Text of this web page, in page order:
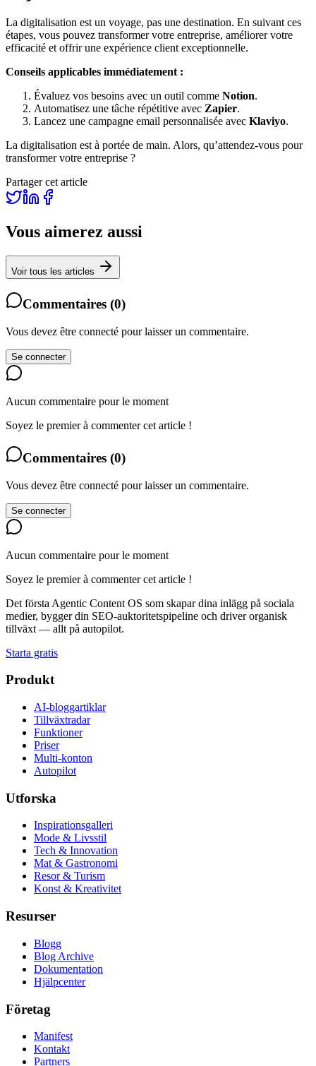
La digitalisation est un voyage, pas une destination. En suivant ces
étapes, vous pouvez transformer votre entreprise, améliorer votre
efficacité et offrir une expérience client exceptionnelle.
Conseils applicables immédiatement :
Évaluez vos besoins avec un outil comme Notion.
Automatisez une tâche répétitive avec Zapier.
Lancez une campagne email personnalisée avec Klaviyo.
La digitalisation est à portée de main. Alors, qu’attendez-vous pour
transformer votre entreprise ?
Partager cet article
Vous aimerez aussi
Voir tous les articles
Commentaires (0)
Vous devez être connecté pour laisser un commentaire.
Se connecter
Aucun commentaire pour le moment
Soyez le premier à commenter cet article !
Commentaires (0)
Vous devez être connecté pour laisser un commentaire.
Se connecter
Aucun commentaire pour le moment
Soyez le premier à commenter cet article !
Det första Agentic Content OS som skapar dina inlägg på sociala
medier, bygger din SEO-auktoritetspipeline och driver organisk
tillväxt — allt på autopilot.
Starta gratis
Produkt
AI-bloggartiklar
Tillväxtradar
Funktioner
Priser
Multi-konton
Autopilot
Utforska
Inspirationsgalleri
Mode & Livsstil
Tech & Innovation
Mat & Gastronomi
Resor & Turism
Konst & Kreativitet
Resurser
Blogg
Blog Archive
Dokumentation
Hjälpcenter
Företag
Manifest
Kontakt
Partners